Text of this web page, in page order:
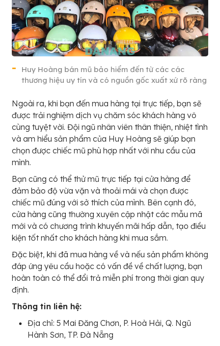
Huy Hoàng bán mũ bảo hiểm đến từ các các
thương hiệu uy tín và có nguồn gốc xuất xứ rõ ràng
Ngoài ra, khi bạn đến mua hàng tại trực tiếp, bạn sẽ
được trải nghiệm dịch vụ chăm sóc khách hàng vô
cùng tuyệt vời. Đội ngũ nhân viên thân thiện, nhiệt tình
và am hiểu sản phẩm của Huy Hoàng sẽ giúp bạn
chọn được chiếc mũ phù hợp nhất với nhu cầu của
mình.
Bạn cũng có thể thử mũ trực tiếp tại cửa hàng để
đảm bảo độ vừa vặn và thoải mái và chọn được
chiếc mũ đúng với sở thích của mình. Bên cạnh đó,
cửa hàng cũng thường xuyên cập nhật các mẫu mã
mới và có chương trình khuyến mãi hấp dẫn, tạo điều
kiện tốt nhất cho khách hàng khi mua sắm.
Đặc biệt, khi đã mua hàng về và nếu sản phẩm không
đáp ứng yêu cầu hoặc có vấn đề về chất lượng, bạn
hoàn toàn có thể đổi trả miễn phí trong thời gian quy
định.
Thông tin liên hệ:
Địa chỉ: 5 Mai Đăng Chơn, P. Hoà Hải, Q. Ngũ
Hành Sơn, TP. Đà Nẵng